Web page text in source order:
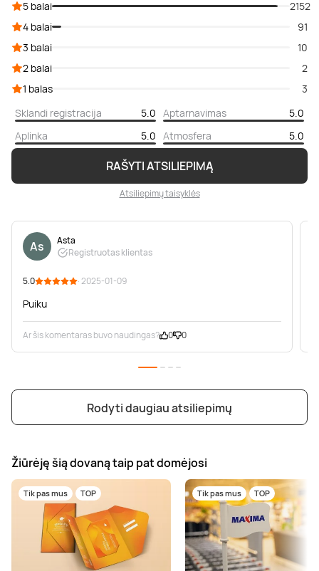
RAŠYTI ATSILIEPIMĄ
Atsiliepimų taisyklės
5 balai
2152
4 balai
91
3 balai
10
2 balai
2
1 balas
3
Sklandi registracija
5.0 Aptarnavimas
5.0
Aplinka
5.0 Atmosfera 5.0
As
Asta
Registruotas klientas
5.0 · 2025-01-09
Puiku
Ar šis komentaras buvo naudingas? 0 0
Rodyti daugiau atsiliepimų
Žiūrėję šią dovaną taip pat domėjosi
Tik pas mus TOP Tik pas mus TOP